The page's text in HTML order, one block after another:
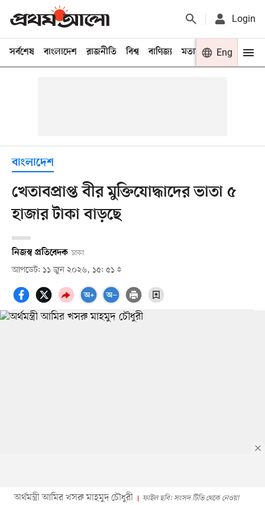
Login
সর্বশেষ বাংলাদেশ রাজনীতি বিশ্ব বাণিজ্য মতামত খেলা
Eng
বাংলাদেশ
খেতাবপ্রাপ্ত বীর মুক্তিযোদ্ধাদের ভাতা ৫
হাজার টাকা বাড়ছে
নিজস্ব প্রতিবেদক ঢাকা
আপডেট: ১১ জুন ২০২৬, ১৫: ৫১
অর্থমন্ত্রী আমির খসরু মাহমুদ চৌধুরী ফাইল ছবি: সংসদ টিভি থেকে নেওয়া